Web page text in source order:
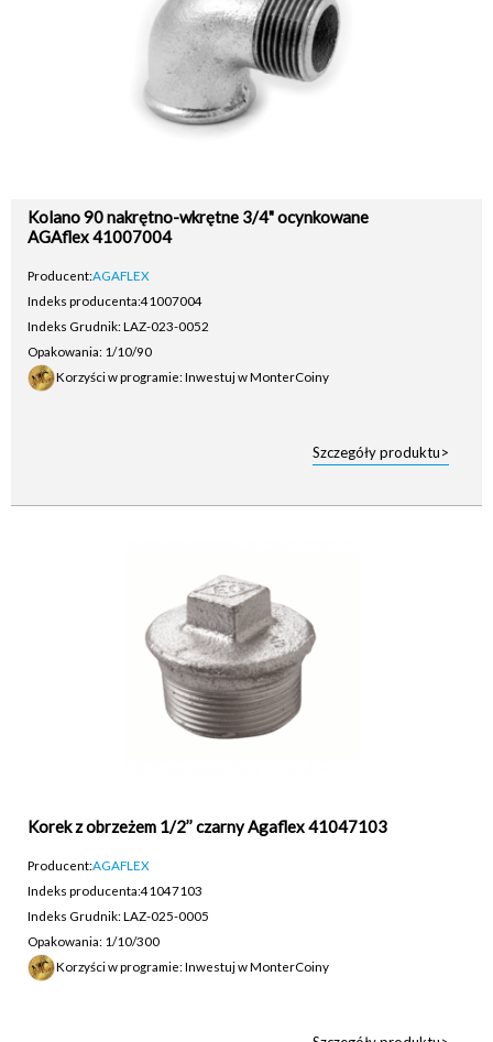
Kolano 90 nakrętno-wkrętne 3/4" ocynkowane
AGAflex 41007004
Producent:AGAFLEX
Indeks producenta:41007004
Indeks Grudnik: LAZ-023-0052
Opakowania: 1/10/90
Korzyści w programie: Inwestuj w MonterCoiny
Szczegóły produktu>
Korek z obrzeżem 1/2’’ czarny Agaflex 41047103
Producent:AGAFLEX
Indeks producenta:41047103
Indeks Grudnik: LAZ-025-0005
Opakowania: 1/10/300
Korzyści w programie: Inwestuj w MonterCoiny